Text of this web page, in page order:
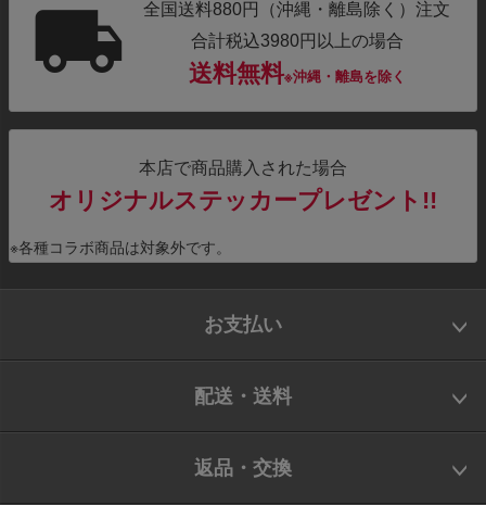
全国送料880円（沖縄・離島除く）注文
合計税込3980円以上の場合
送料無料※沖縄・離島を除く
本店で商品購入された場合
オリジナルステッカープレゼント!!
※各種コラボ商品は対象外です。
お支払い
配送・送料
返品・交換